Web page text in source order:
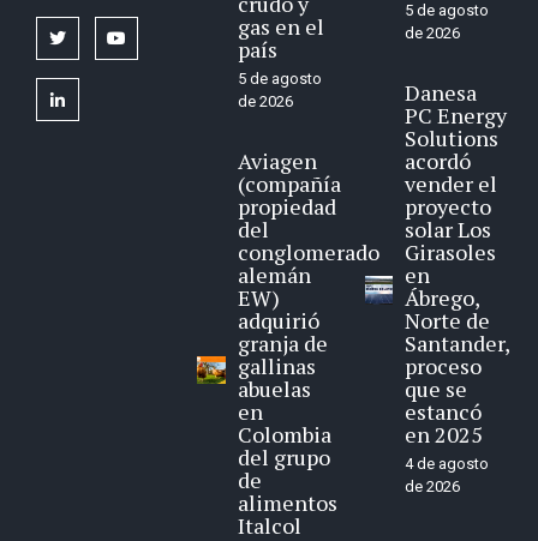
twitter
linkedin
gas en el
país
5 de agosto
de 2026
Aviagen
(compañía
propiedad
del
conglomerado
alemán
EW)
adquirió
granja de
gallinas
abuelas
en
Colombia
del grupo
de
alimentos
Italcol
5 de agosto
de 2026
Danesa
PC Energy
Solutions
acordó
vender el
proyecto
solar Los
Girasoles
en
Ábrego,
Norte de
Santander,
proceso
que se
estancó
en 2025
4 de agosto
de 2026